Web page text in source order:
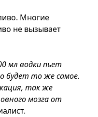
Многие
не вызывает
мл водки пьет
будет то же самое.
так же
мозга от